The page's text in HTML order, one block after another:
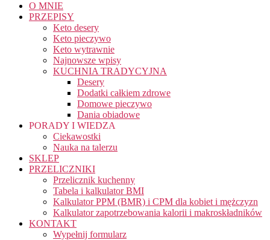
O MNIE
PRZEPISY
Keto desery
Keto pieczywo
Keto wytrawnie
Najnowsze wpisy
KUCHNIA TRADYCYJNA
Desery
Dodatki całkiem zdrowe
Domowe pieczywo
Dania obiadowe
PORADY I WIEDZA
Ciekawostki
Nauka na talerzu
SKLEP
PRZELICZNIKI
Przelicznik kuchenny
Tabela i kalkulator BMI
Kalkulator PPM (BMR) i CPM dla kobiet i mężczyzn
Kalkulator zapotrzebowania kalorii i makroskładników
KONTAKT
Wypełnij formularz